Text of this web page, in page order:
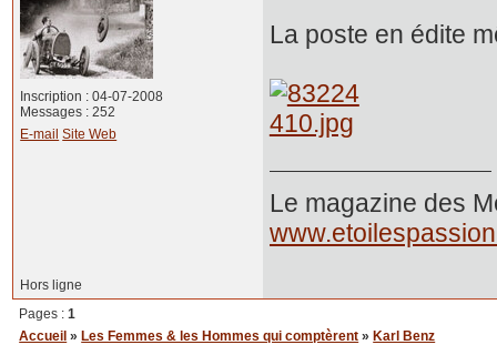
Inscription : 04-07-2008
Messages : 252
E-mail Site Web
La poste en édite
Le magazine des
Hors ligne
Pages :1
Accueil »Les Femmes & les Hommes qui comptèrent »Karl Benz